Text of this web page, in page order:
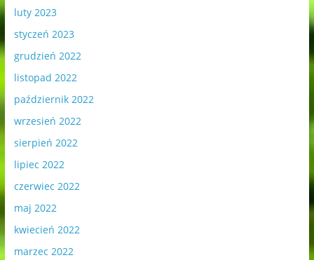
luty 2023
styczeń 2023
grudzień 2022
listopad 2022
październik 2022
wrzesień 2022
sierpień 2022
lipiec 2022
czerwiec 2022
maj 2022
kwiecień 2022
marzec 2022